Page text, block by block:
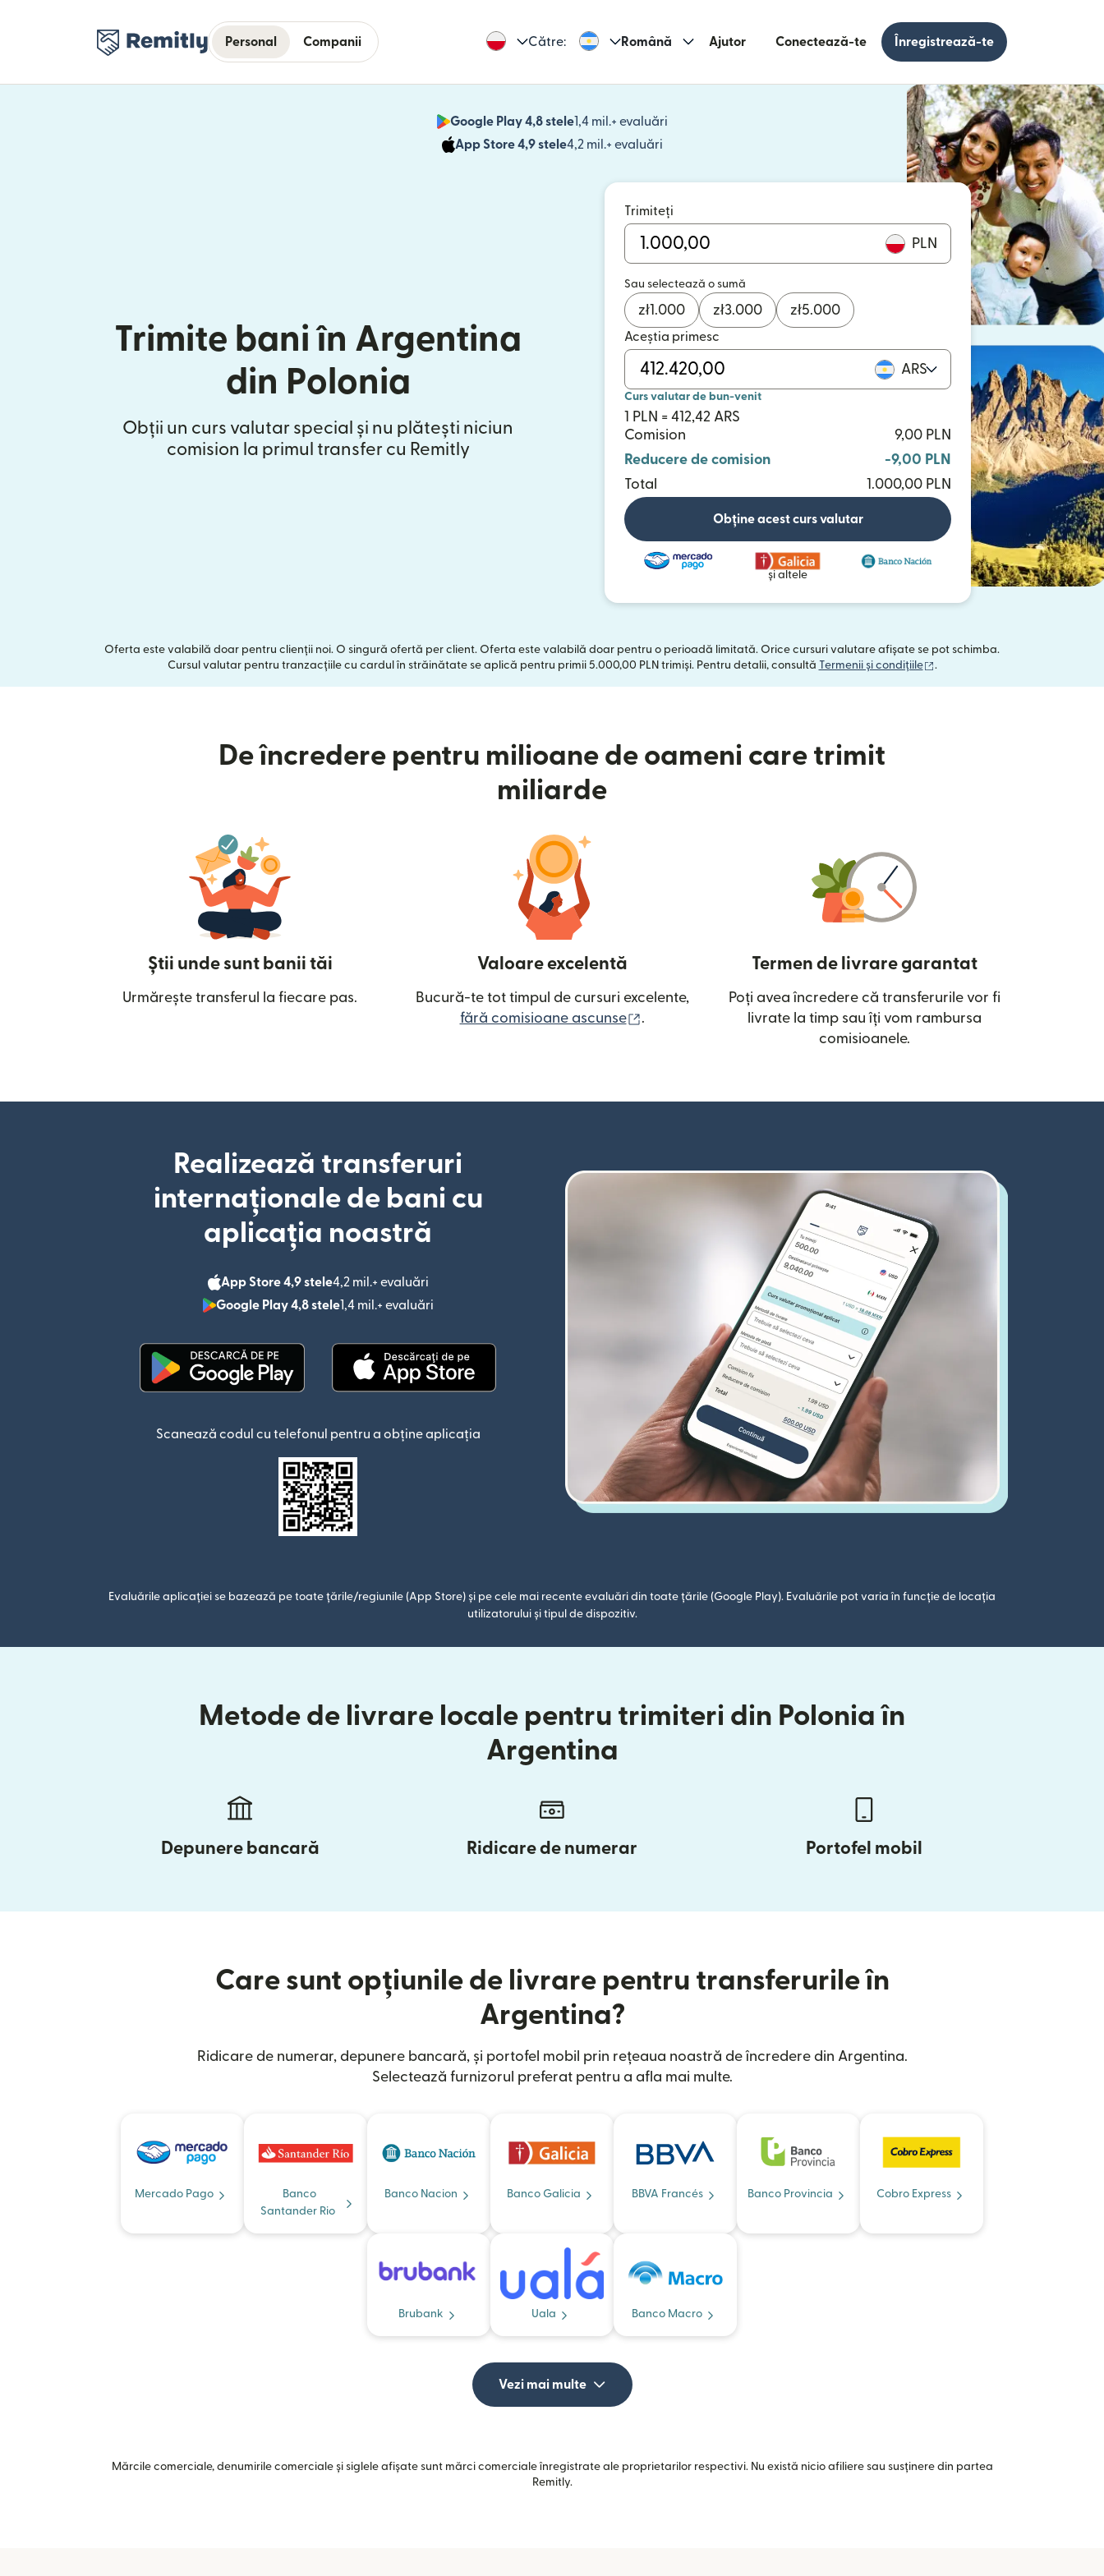
Personal Companii Către: Română Ajutor Conectează-te Înregistrează-te
Google Play 4,8 stele1,4 mil.+ evaluări
(se deschide într-o fereastră nouă)
App Store 4,9 stele4,2 mil.+ evaluări
(se deschide într-o fereastră nouă)
Trimite bani în Argentina
din Polonia
Obții un curs valutar special și nu plătești niciun
comision la primul transfer cu Remitly
Trimiteți
PLN
Sau selectează o sumă
zł1.000 zł3.000 zł5.000
Aceștia primesc
ARS
Curs valutar de bun-venit
1 PLN = 412,42 ARS
Comision
9,00 PLN
Reducere de comision
-9,00 PLN
Total
1.000,00 PLN
Obține acest curs valutar
și altele
Oferta este valabilă doar pentru clienții noi. O singură ofertă per client. Oferta este valabilă doar pentru o perioadă limitată. Orice cursuri valutare afișate se pot schimba.
Cursul valutar pentru tranzacțiile cu cardul în străinătate se aplică pentru primii 5.000,00 PLN trimiși. Pentru detalii, consultă Termenii și condițiile (se deschide într-o fereastră
.
De încredere pentru milioane de oameni care trimit
miliarde
Știi unde sunt banii tăi
Urmărește transferul la fiecare pas.
Valoare excelentă
Bucură-te tot timpul de cursuri excelente,
fără comisioane ascunse
(se deschide într-o fereastră nouă)
.
Termen de livrare garantat
Poți avea încredere că transferurile vor fi
livrate la timp sau îți vom rambursa
comisioanele.
Realizează transferuri
internaționale de bani cu
aplicația noastră
App Store 4,9 stele4,2 mil.+ evaluări
(se deschide într-o fereastră nouă)
Google Play 4,8 stele1,4 mil.+ evaluări
(se deschide într-o fereastră nouă)
Scanează codul cu telefonul pentru a obține aplicația
Evaluările aplicației se bazează pe toate țările/regiunile (App Store) și pe cele mai recente evaluări din toate țările (Google Play). Evaluările pot varia în funcție de locația
utilizatorului și tipul de dispozitiv.
Metode de livrare locale pentru trimiteri din Polonia în
Argentina
Depunere bancară Ridicare de numerar Portofel mobil
Care sunt opțiunile de livrare pentru transferurile în
Argentina?
Ridicare de numerar, depunere bancară, și portofel mobil prin rețeaua noastră de încredere din Argentina.
Selectează furnizorul preferat pentru a afla mai multe.
Mercado Pago
Banco
Santander Rio
Banco Nacion Banco Galicia BBVA Francés Banco Provincia Cobro Express
Brubank Uala Banco Macro
Vezi mai multe
Mărcile comerciale, denumirile comerciale și siglele afișate sunt mărci comerciale înregistrate ale proprietarilor respectivi. Nu există nicio afiliere sau susținere din partea
Remitly.